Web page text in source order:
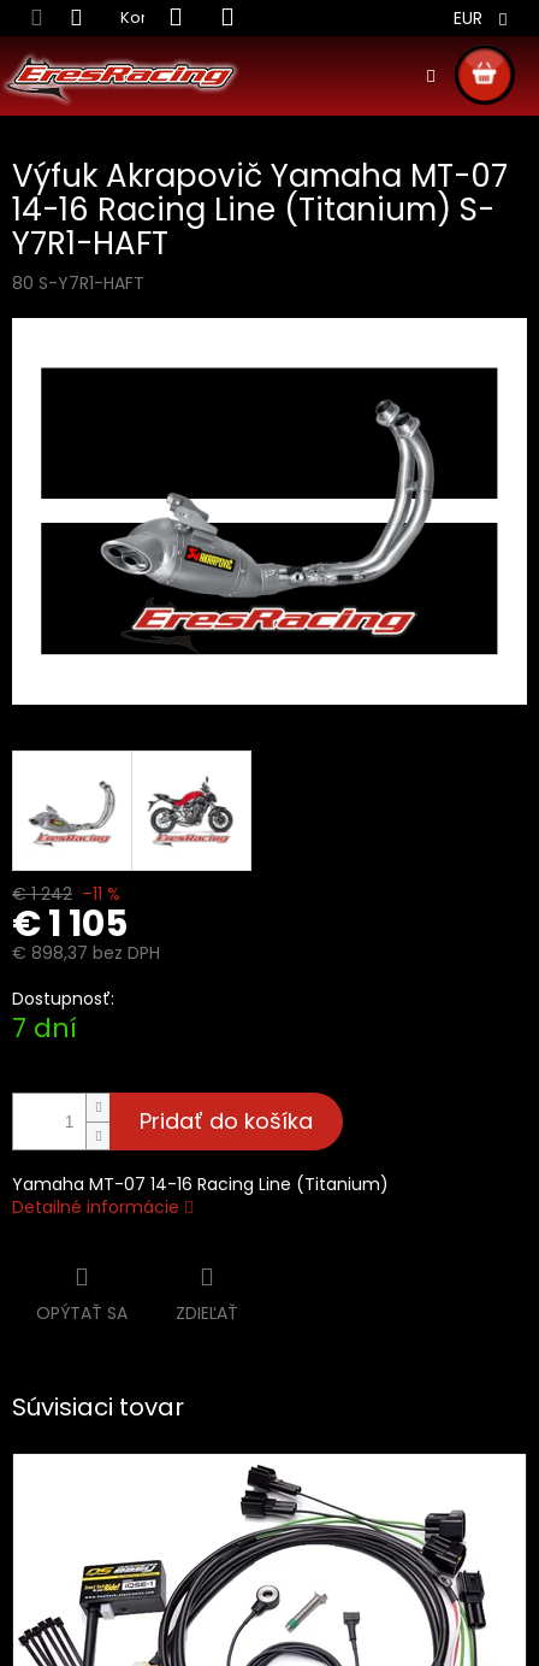
Prejsť
na
obsah
Kontakt Obchodné podmienky Doprava
EUR
KOŠÍK
Výfuk Akrapovič Yamaha MT-07
14-16 Racing Line (Titanium) S-
Y7R1-HAFT
80 S-Y7R1-HAFT
€ 1 242 –11 %
€ 1 105
€ 898,37 bez DPH
Jednotková
cena:
Dostupnosť:
7 dní
Pridať do košíka
Yamaha MT-07 14-16 Racing Line (Titanium)
Detailné informácie
OPÝTAŤ SA ZDIEĽAŤ
Súvisiaci tovar